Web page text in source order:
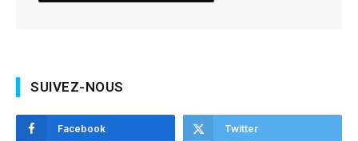
SUIVEZ-NOUS
Facebook Twitter